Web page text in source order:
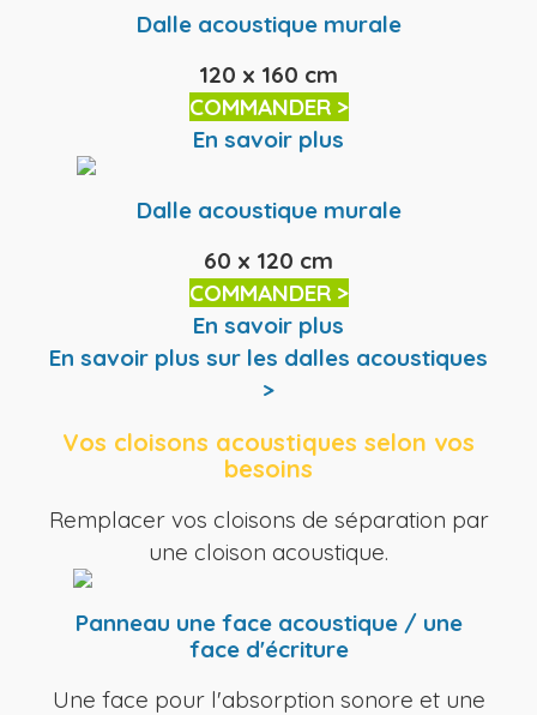
Dalle acoustique murale
120 x 160 cm
COMMANDER >
En savoir plus
Dalle acoustique murale
60 x 120 cm
COMMANDER >
En savoir plus
En savoir plus sur les dalles acoustiques
>
Vos cloisons acoustiques selon vos
besoins
Remplacer vos cloisons de séparation par
une cloison acoustique.
Panneau une face acoustique / une
face d'écriture
Une face pour l'absorption sonore et une